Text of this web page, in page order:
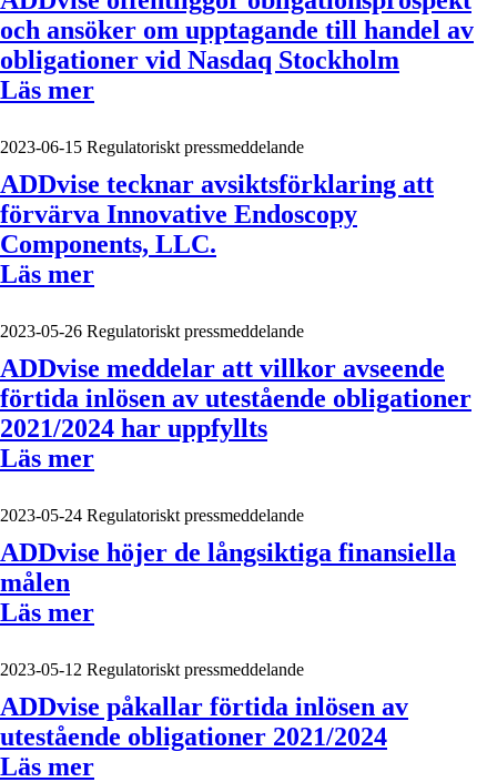
och ansöker om upptagande till handel av
obligationer vid Nasdaq Stockholm
Läs mer
2023-06-15 Regulatoriskt pressmeddelande
ADDvise tecknar avsiktsförklaring att
förvärva Innovative Endoscopy
Components, LLC.
Läs mer
2023-05-26 Regulatoriskt pressmeddelande
ADDvise meddelar att villkor avseende
förtida inlösen av utestående obligationer
2021/2024 har uppfyllts
Läs mer
2023-05-24 Regulatoriskt pressmeddelande
ADDvise höjer de långsiktiga finansiella
målen
Läs mer
2023-05-12 Regulatoriskt pressmeddelande
ADDvise påkallar förtida inlösen av
utestående obligationer 2021/2024
Läs mer